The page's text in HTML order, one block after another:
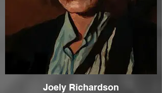
Joely Richardson